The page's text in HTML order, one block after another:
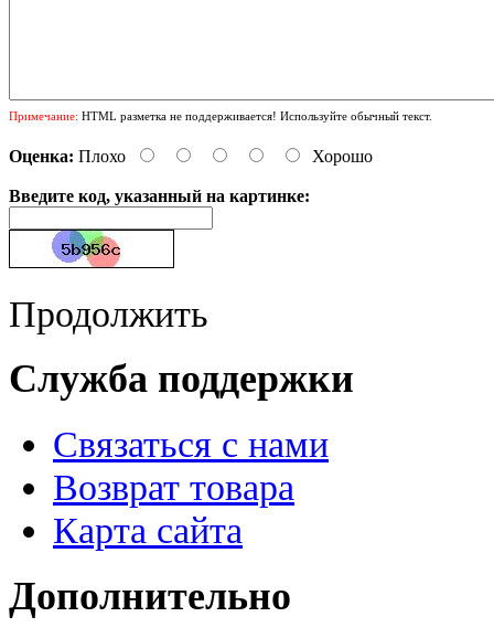
Примечание: HTML разметка не поддерживается! Используйте обычный текст.
Оценка: Плохо Хорошо
Введите код, указанный на картинке:
Продолжить
Служба поддержки
Связаться с нами
Возврат товара
Карта сайта
Дополнительно